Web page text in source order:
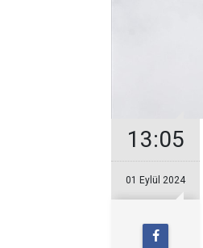
13:05
01 Eylül 2024